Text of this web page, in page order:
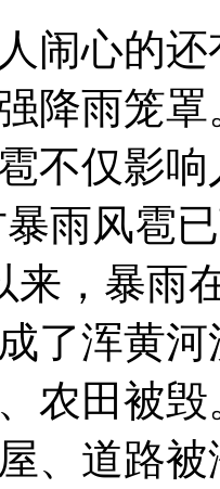
楼劝救
屋开裂或倒塌
闹心的
降雨笼
不仅影
雨风雹
来，暴雨
了浑黄
农田被
、道路